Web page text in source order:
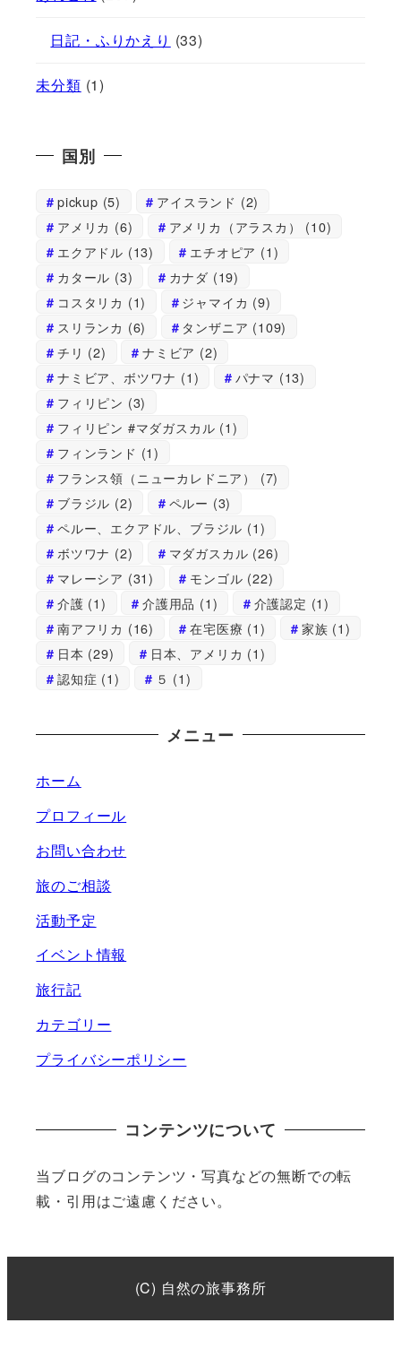
日記・ふりかえり (33)
未分類 (1)
国別
pickup (5) アイスランド (2)
アメリカ (6) アメリカ（アラスカ）
(10)
エクアドル (13) エチオピア (1)
カタール (3) カナダ (19)
コスタリカ (1) ジャマイカ (9)
スリランカ (6) タンザニア (109)
チリ (2) ナミビア (2)
ナミビア、ボツワナ (1) パナマ (13)
フィリピン (3)
フィリピン #マダガスカル (1)
フィンランド (1)
フランス領（ニューカレドニア）
(7)
ブラジル (2) ペルー (3)
ペルー、エクアドル、ブラジル (1)
ボツワナ (2) マダガスカル (26)
マレーシア (31) モンゴル (22)
介護 (1) 介護用品 (1) 介護認定 (1)
南アフリカ (16) 在宅医療 (1) 家族 (1)
日本 (29) 日本、アメリカ (1)
認知症 (1) ５ (1)
メニュー
ホーム
プロフィール
お問い合わせ
旅のご相談
活動予定
イベント情報
旅行記
カテゴリー
プライバシーポリシー
コンテンツについて
当ブログのコンテンツ・写真などの無断での転
載・引用はご遠慮ください。
(C) 自然の旅事務所